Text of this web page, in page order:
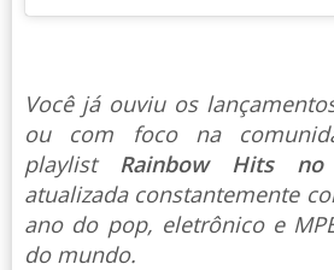
Você já ouviu os
ou com foco na
playlist Rainbow Hits
atualizada constantemente
ano do pop, eletrônico e
do mundo.